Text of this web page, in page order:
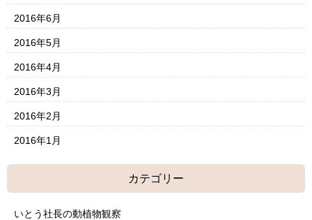
2016年6月
2016年5月
2016年4月
2016年3月
2016年2月
2016年1月
カテゴリー
いとう社長の動植物観察